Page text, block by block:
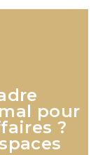
pour
?